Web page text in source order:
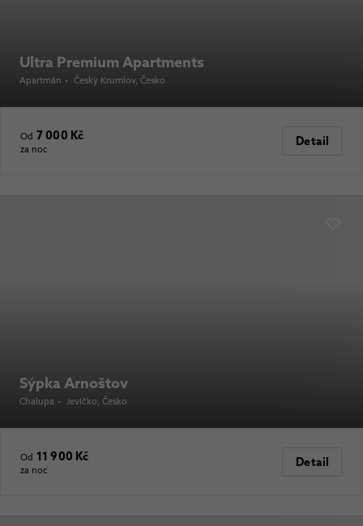
Ultra Premium Apartments
Apartmán • Český Krumlov, Česko
Od 7 000 Kč
za noc
Detail
Sýpka Arnoštov
Chalupa • Jevíčko, Česko
Od 11 900 Kč
za noc
Detail